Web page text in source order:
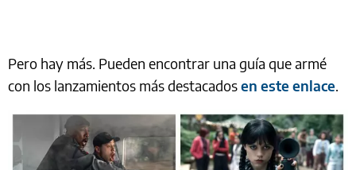
Pero hay más. Pueden encontrar una guía que armé
con los lanzamientos más destacadosen este enlace.